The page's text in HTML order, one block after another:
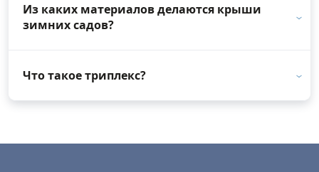
Из каких материалов делаются крыши
зимних садов?
Что такое триплекс?